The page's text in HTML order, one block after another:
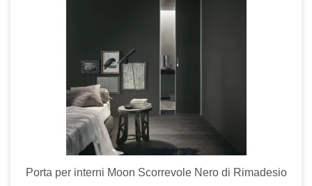
Porta per interni Moon Scorrevole Nero di Rimadesio